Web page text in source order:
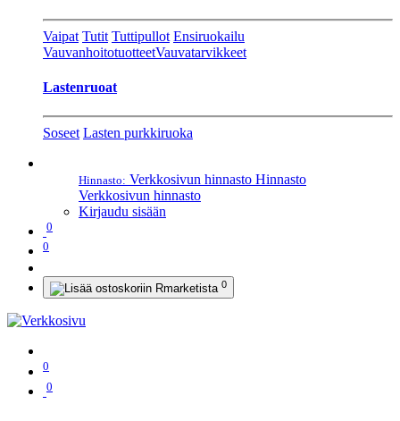
Vaipat Tutit Tuttipullot Ensiruokailu
VauvanhoitotuotteetVauvatarvikkeet
Lastenruoat
Soseet Lasten purkkiruoka
Hinnasto: Verkkosivun hinnasto Hinnasto
Verkkosivun hinnasto
Kirjaudu sisään
0
0
0
0
0